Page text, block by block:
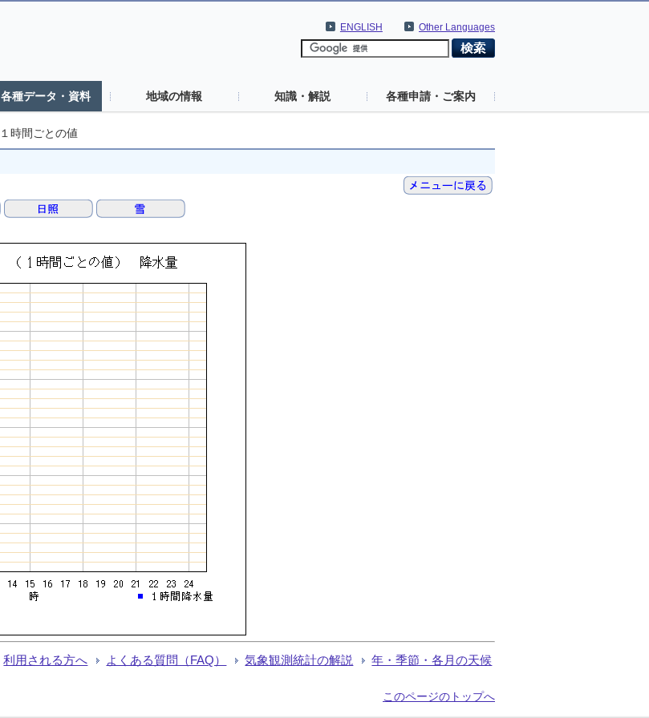
Other Languages
ENGLISH
各種データ・資料 地域の情報 知識・解説 各種申請・ご案内
１時間ごとの値
利用される方へ よくある質問（FAQ） 気象観測統計の解説 年・季節・各月の天候
このページのトップへ